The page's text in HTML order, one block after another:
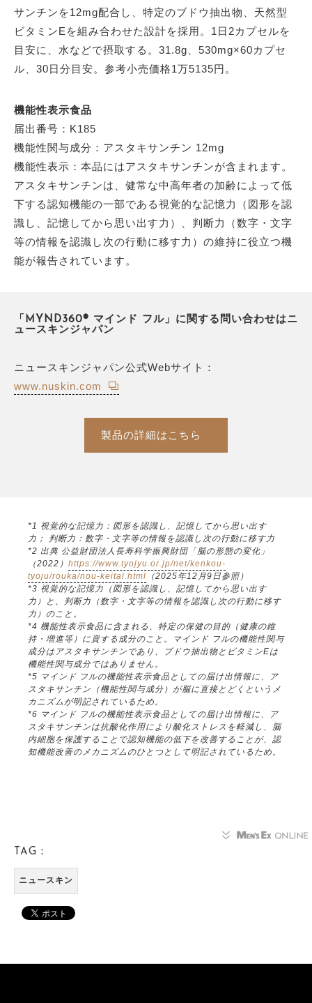
サンチンを12mg配合し、特定のブドウ抽出物、天然型
ビタミンEを組み合わせた設計を採用。1日2カプセルを
目安に、水などで摂取する。31.8g、530mg×60カプセ
ル、30日分目安。参考小売価格1万5135円。
機能性表示食品
届出番号：K185
機能性関与成分：アスタキサンチン 12mg
機能性表示：本品にはアスタキサンチンが含まれます。
アスタキサンチンは、健常な中高年者の加齢によって低
下する認知機能の一部である視覚的な記憶力（図形を認
識し、記憶してから思い出す力）、判断力（数字・文字
等の情報を認識し次の行動に移す力）の維持に役立つ機
能が報告されています。
「MYND360® マインド フル」に関する問い合わせはニ
ュースキンジャパン
ニュースキンジャパン公式Webサイト：
www.nuskin.com
製品の詳細はこちら
*1 視覚的な記憶力：図形を認識し、記憶してから思い出す
力； 判断力：数字・文字等の情報を認識し次の行動に移す力
*2 出典 公益財団法人長寿科学振興財団「脳の形態の変化」
（2022） https://www.tyojyu.or.jp/net/kenkou-
tyoju/rouka/nou-keitai.html （2025年12月9日参照）
*3 視覚的な記憶力（図形を認識し、記憶してから思い出す
力）と、判断力（数字・文字等の情報を認識し次の行動に移す
力）のこと。
*4 機能性表示食品に含まれる、特定の保健の目的（健康の維
持・増進等）に資する成分のこと。マインド フルの機能性関与
成分はアスタキサンチンであり、ブドウ抽出物とビタミンEは
機能性関与成分ではありません。
*5 マインド フルの機能性表示食品としての届け出情報に、ア
スタキサンチン（機能性関与成分）が脳に直接とどくというメ
カニズムが明記されているため。
*6 マインド フルの機能性表示食品としての届け出情報に、ア
スタキサンチンは抗酸化作用により酸化ストレスを軽減し、脳
内細胞を保護することで認知機能の低下を改善することが、認
知機能改善のメカニズムのひとつとして明記されているため。
TAG：
ニュースキン